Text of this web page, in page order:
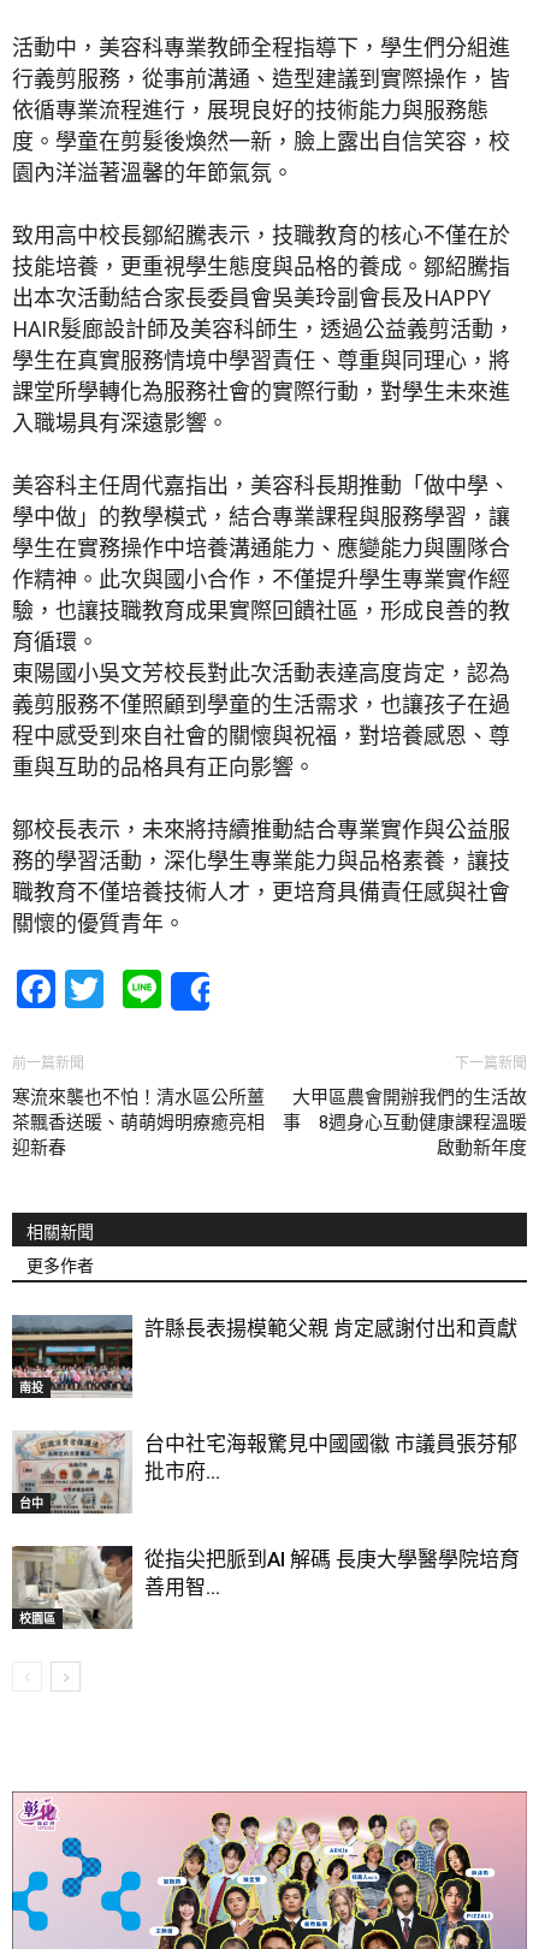
活動中，美容科專業教師全程指導下，學生們分組進
行義剪服務，從事前溝通、造型建議到實際操作，皆
依循專業流程進行，展現良好的技術能力與服務態
度。學童在剪髮後煥然一新，臉上露出自信笑容，校
園內洋溢著溫馨的年節氣氛。
致用高中校長鄒紹騰表示，技職教育的核心不僅在於
技能培養，更重視學生態度與品格的養成。鄒紹騰指
出本次活動結合家長委員會吳美玲副會長及HAPPY
HAIR髮廊設計師及美容科師生，透過公益義剪活動，
學生在真實服務情境中學習責任、尊重與同理心，將
課堂所學轉化為服務社會的實際行動，對學生未來進
入職場具有深遠影響。
美容科主任周代嘉指出，美容科長期推動「做中學、
學中做」的教學模式，結合專業課程與服務學習，讓
學生在實務操作中培養溝通能力、應變能力與團隊合
作精神。此次與國小合作，不僅提升學生專業實作經
驗，也讓技職教育成果實際回饋社區，形成良善的教
育循環。
東陽國小吳文芳校長對此次活動表達高度肯定，認為
義剪服務不僅照顧到學童的生活需求，也讓孩子在過
程中感受到來自社會的關懷與祝福，對培養感恩、尊
重與互助的品格具有正向影響。
鄒校長表示，未來將持續推動結合專業實作與公益服
務的學習活動，深化學生專業能力與品格素養，讓技
職教育不僅培養技術人才，更培育具備責任感與社會
關懷的優質青年。
Facebook
Twitter
Line
前一篇新聞
寒流來襲也不怕！清水區公所薑
茶飄香送暖、萌萌姆明療癒亮相
迎新春
下一篇新聞
大甲區農會開辦我們的生活故
事 8週身心互動健康課程溫暖
啟動新年度
相關新聞
更多作者
南投
許縣長表揚模範父親 肯定感謝付出和貢獻
台中
台中社宅海報驚見中國國徽 市議員張芬郁
批市府...
校園區
從指尖把脈到AI 解碼 長庚大學醫學院培育
善用智...